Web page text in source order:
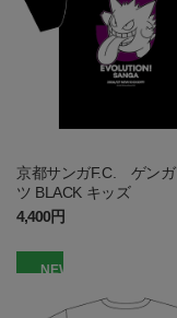
京都サンガF.C. ゲンガ
ツ BLACK キッズ
4,400円
NEW